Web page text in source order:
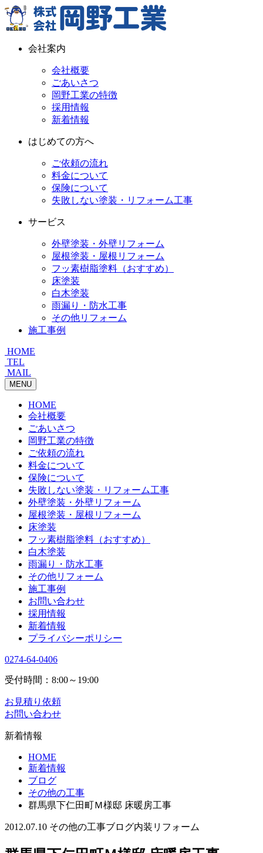
会社案内
会社概要
ごあいさつ
岡野工業の特徴
採用情報
新着情報
はじめての方へ
ご依頼の流れ
料金について
保険について
失敗しない塗装・リフォーム工事
サービス
外壁塗装・外壁リフォーム
屋根塗装・屋根リフォーム
フッ素樹脂塗料（おすすめ）
床塗装
白木塗装
雨漏り・防水工事
その他リフォーム
施工事例
HOME
TEL
MAIL
MENU
HOME
会社概要
ごあいさつ
岡野工業の特徴
ご依頼の流れ
料金について
保険について
失敗しない塗装・リフォーム工事
外壁塗装・外壁リフォーム
屋根塗装・屋根リフォーム
床塗装
フッ素樹脂塗料（おすすめ）
白木塗装
雨漏り・防水工事
その他リフォーム
施工事例
お問い合わせ
採用情報
新着情報
プライバシーポリシー
0274-64-0406
受付時間：8:00～19:00
お見積り依頼
お問い合わせ
新着情報
HOME
新着情報
ブログ
その他の工事
群馬県下仁田町Ｍ様邸 床暖房工事
2012.07.10 その他の工事ブログ内装リフォーム